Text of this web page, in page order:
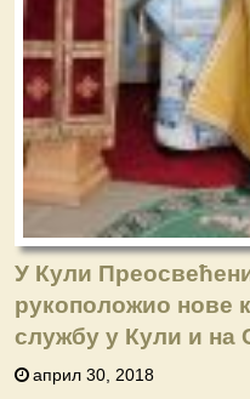
У Кули
рукоположио нове
службу у Кули и на
април 30, 2018